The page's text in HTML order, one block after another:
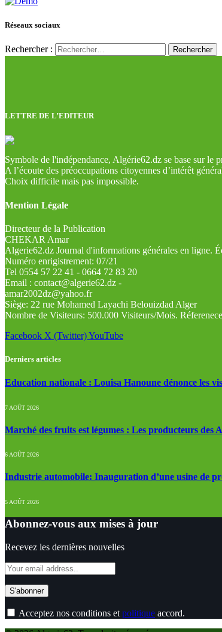
Réseaux sociaux
Rechercher :
LETTRE DE L’EDITEUR
Symbole de l'indépendance, Algérie62.dz se base sur le
A l’écoute des préoccupations citoyennes d’intérêt
Choix difficile mais pas impossible.
Mention Légale
Directeur de la Publication
CHEKAR Amar
Algerie62.dz Journal d'informations générales en ligne.
Numéro enrigistrement: 07/21
Tel 0554 57 22 41 - 0664 72 83 20
Email : contact@algerie62.dz -
amar2002dz@yahoo.fr
Siège: 22 rue Mohamed Layachi Belouizdad Alger
Nombre de Visiteurs: 500.000 Visiteurs/Mois.
Facebook X (Twitter)YouTube
Derniers articles
Education nationale : Louisa Hanoune dénonce les
7 AOÛT 2026
Marché des fruits est légumes : Les producteurs des
6 AOÛT 2026
Industrie automobile: Inauguration d’une usine de
5 AOÛT 2026
Abonnez-vous aux mises à jour
Recevez les dernières nouvelles
Acceptez nos conditions et politique accord.